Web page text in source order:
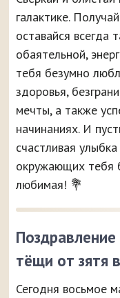
галактике.
оставайся всегда
обаятельной,
тебя безумно
здоровья,
мечты, а также
начинаниях. И
счастливая
окружающих тебя
любимая! 💐
тёщи от зятя
Сегодня восьмое